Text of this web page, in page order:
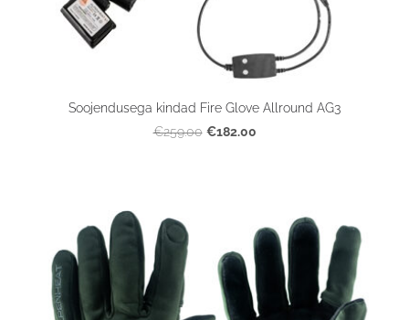
Soojendusega kindad Fire Glove Allround AG3
€259.00 €182.00